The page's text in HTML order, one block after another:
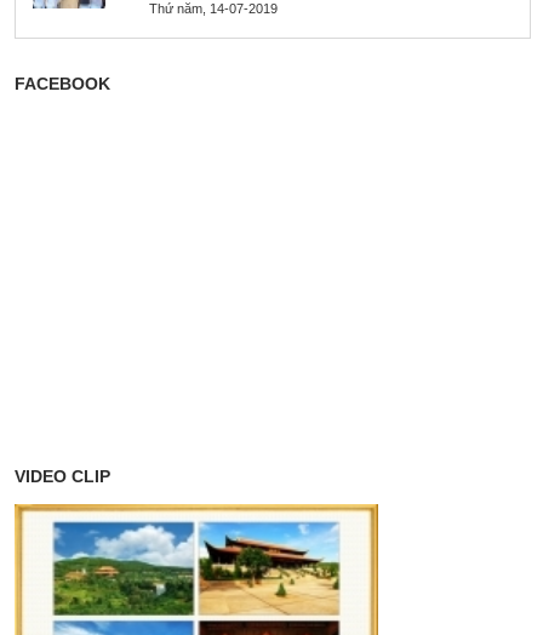
Thứ năm, 14-07-2019
FACEBOOK
VIDEO CLIP